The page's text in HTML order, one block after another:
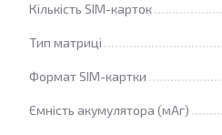
Кількість SIM-карток
Тип матриці
Формат SIM-картки
Ємність акумулятора (мАг)